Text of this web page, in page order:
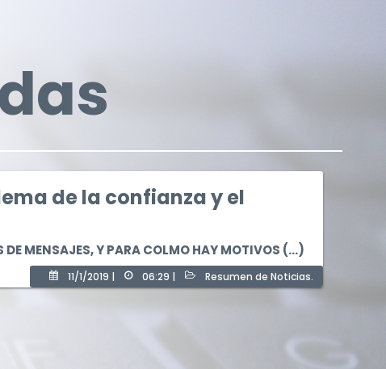
de la confianza y el
MENSAJES, Y PARA COLMO HAY MOTIVOS (...)
11/1/2019 | 06:29 | Resumen de Noticias.
* Campos obligatorios.
* Campos obligatorios.